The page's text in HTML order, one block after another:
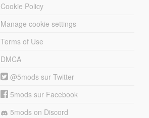
Cookie Policy
Manage cookie settings
Terms of Use
DMCA
@5mods sur Twitter
5mods sur Facebook
5mods on Discord